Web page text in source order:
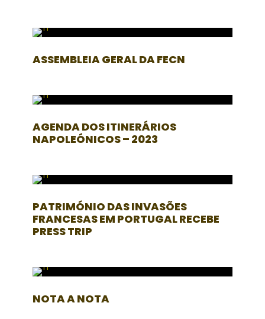
ASSEMBLEIA GERAL DA FECN
AGENDA DOS ITINERÁRIOS
NAPOLEÓNICOS – 2023
PATRIMÓNIO DAS INVASÕES
FRANCESAS EM PORTUGAL RECEBE
PRESS TRIP
NOTA A NOTA